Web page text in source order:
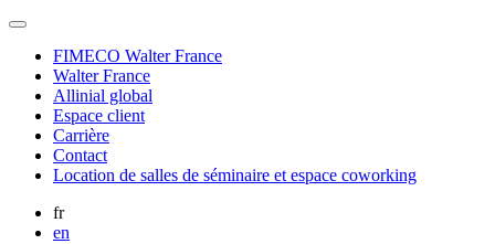
FIMECO Walter France
Walter France
Allinial global
Espace client
Carrière
Contact
Location de salles de séminaire et espace coworking
fr
en